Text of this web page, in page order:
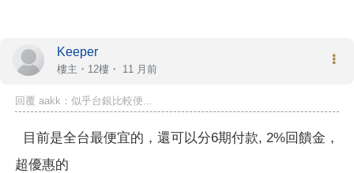
Keeper
樓主 ・12樓・ 11 月前
回覆 aakk：似乎台銀比較便...
目前是全台最便宜的，還可以分6期付款, 2%回饋金，
超優惠的